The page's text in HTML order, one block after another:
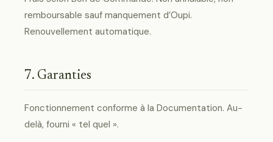
remboursable sauf manquement d’Oupi.
Renouvellement automatique.
7. Garanties
Fonctionnement conforme à la Documentation. Au-
delà, fourni « tel quel ».